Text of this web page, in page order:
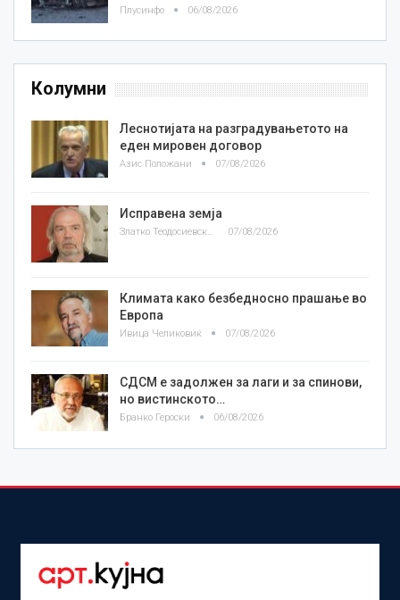
Плусинфо 06/08/2026
Колумни
Леснотијата на разградувањетото на
еден мировен договор
Азис Положани 07/08/2026
Исправена земја
Златко Теодосиевски 07/08/2026
Климата како безбедносно прашање во
Европа
Ивица Челиковиќ 07/08/2026
СДСМ е задолжен за лаги и за спинови,
но вистинското…
Бранко Героски 06/08/2026